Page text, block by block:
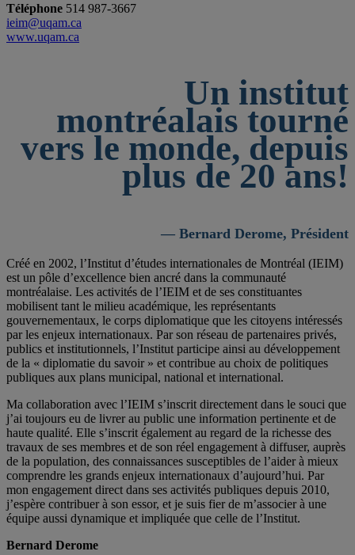
Téléphone 514 987-3667
ieim@uqam.ca
www.uqam.ca
Un institut
montréalais tourné
vers le monde, depuis
plus de 20 ans!
— Bernard Derome, Président
Créé en 2002, l’Institut d’études internationales de Montréal (IEIM)
est un pôle d’excellence bien ancré dans la communauté
montréalaise. Les activités de l’IEIM et de ses constituantes
mobilisent tant le milieu académique, les représentants
gouvernementaux, le corps diplomatique que les citoyens intéressés
par les enjeux internationaux. Par son réseau de partenaires privés,
publics et institutionnels, l’Institut participe ainsi au développement
de la « diplomatie du savoir » et contribue au choix de politiques
publiques aux plans municipal, national et international.
Ma collaboration avec l’IEIM s’inscrit directement dans le souci que
j’ai toujours eu de livrer au public une information pertinente et de
haute qualité. Elle s’inscrit également au regard de la richesse des
travaux de ses membres et de son réel engagement à diffuser, auprès
de la population, des connaissances susceptibles de l’aider à mieux
comprendre les grands enjeux internationaux d’aujourd’hui. Par
mon engagement direct dans ses activités publiques depuis 2010,
j’espère contribuer à son essor, et je suis fier de m’associer à une
équipe aussi dynamique et impliquée que celle de l’Institut.
Bernard Derome